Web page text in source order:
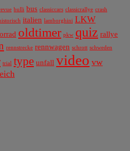
bulli bus classiccars classicrallye crash
italien lamborghini LKW
oldtimer pkw quiz rallye
rennstrecke rennwagen schrott schweden
trial type unfall video vw